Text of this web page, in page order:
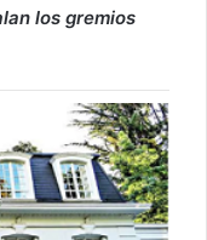
los gremios